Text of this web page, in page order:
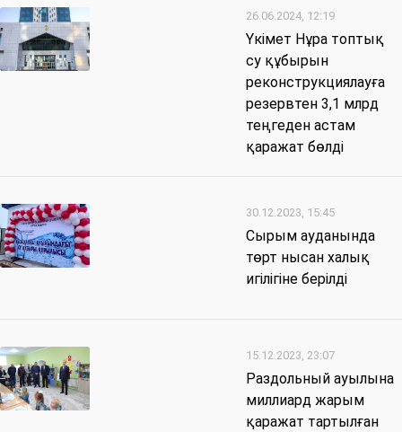
26.06.2024, 12:19
Үкімет Нұра топтық
су құбырын
реконструкциялауға
резервтен 3,1 млрд
теңгеден астам
қаражат бөлді
30.12.2023, 15:45
Сырым ауданында
төрт нысан халық
игілігіне берілді
15.12.2023, 23:07
Раздольный ауылына
миллиард жарым
қаражат тартылған